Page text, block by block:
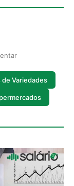
de Variedades